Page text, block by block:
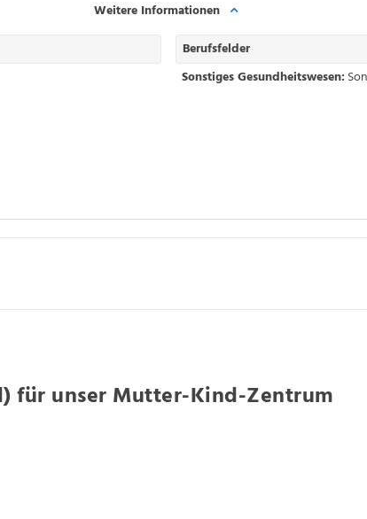
Weitere Informationen
Berufsfelder
Sonstiges Gesundheitswesen:
für unser Mutter-Kind-Zentrum